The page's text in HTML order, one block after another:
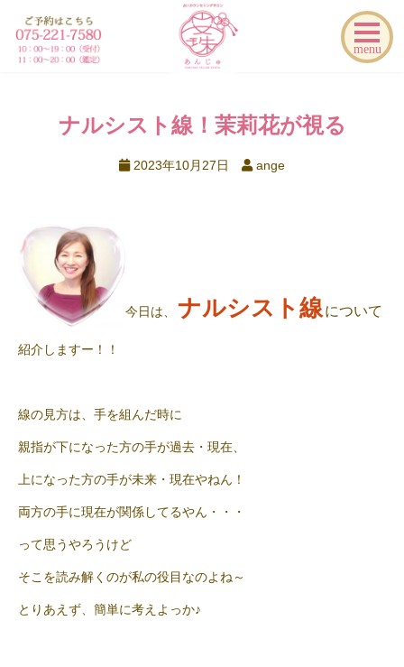
menu
ナルシスト線！茉莉花が視る
2023年10月27日 ange
今日は、 ナルシスト線について
紹介しますー！！
線の見方は、手を組んだ時に
親指が下になった方の手が過去・現在、
上になった方の手が未来・現在やねん！
両方の手に現在が関係してるやん・・・
って思うやろうけど
そこを読み解くのが私の役目なのよね～
とりあえず、簡単に考えよっか♪